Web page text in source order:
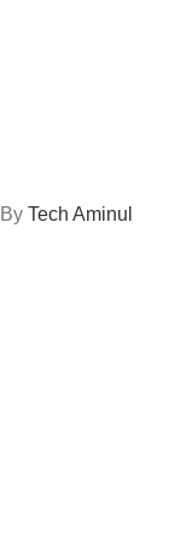
Tech Aminul